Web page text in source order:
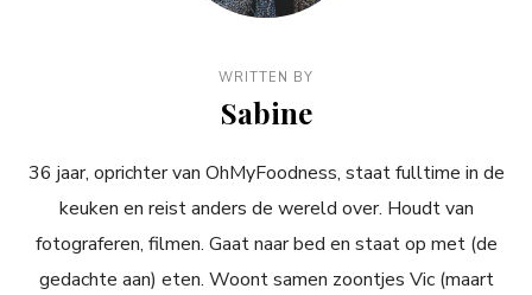
WRITTEN BY
Sabine
36 jaar, oprichter van OhMyFoodness, staat fulltime in de
keuken en reist anders de wereld over. Houdt van
fotograferen, filmen. Gaat naar bed en staat op met (de
gedachte aan) eten. Woont samen zoontjes Vic (maart